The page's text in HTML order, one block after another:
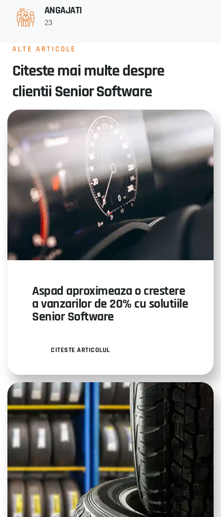
ANGAJATI
23
ALTE ARTICOLE
Citeste mai multe despre
clientii Senior Software
Aspad aproximeaza o crestere
a vanzarilor de 20% cu solutiile
Senior Software
CITESTE ARTICOLUL